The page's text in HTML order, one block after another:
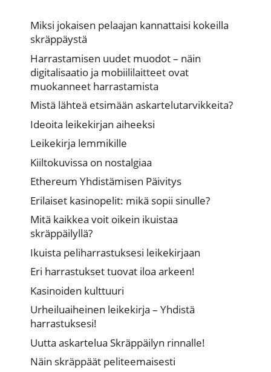
Miksi jokaisen pelaajan kannattaisi kokeilla
skräppäystä
Harrastamisen uudet muodot – näin
digitalisaatio ja mobiililaitteet ovat
muokanneet harrastamista
Mistä lähteä etsimään askartelutarvikkeita?
Ideoita leikekirjan aiheeksi
Leikekirja lemmikille
Kiiltokuvissa on nostalgiaa
Ethereum Yhdistämisen Päivitys
Erilaiset kasinopelit: mikä sopii sinulle?
Mitä kaikkea voit oikein ikuistaa
skräppäilyllä?
Ikuista peliharrastuksesi leikekirjaan
Eri harrastukset tuovat iloa arkeen!
Kasinoiden kulttuuri
Urheiluaiheinen leikekirja – Yhdistä
harrastuksesi!
Uutta askartelua Skräppäilyn rinnalle!
Näin skräppäät peliteemaisesti